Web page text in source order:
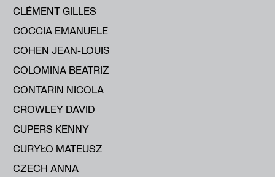
CLÉMENT GILLES
COCCIA EMANUELE
COHEN JEAN-LOUIS
COLOMINA BEATRIZ
CONTARIN NICOLA
CROWLEY DAVID
CUPERS KENNY
CURYŁO MATEUSZ
CZECH ANNA